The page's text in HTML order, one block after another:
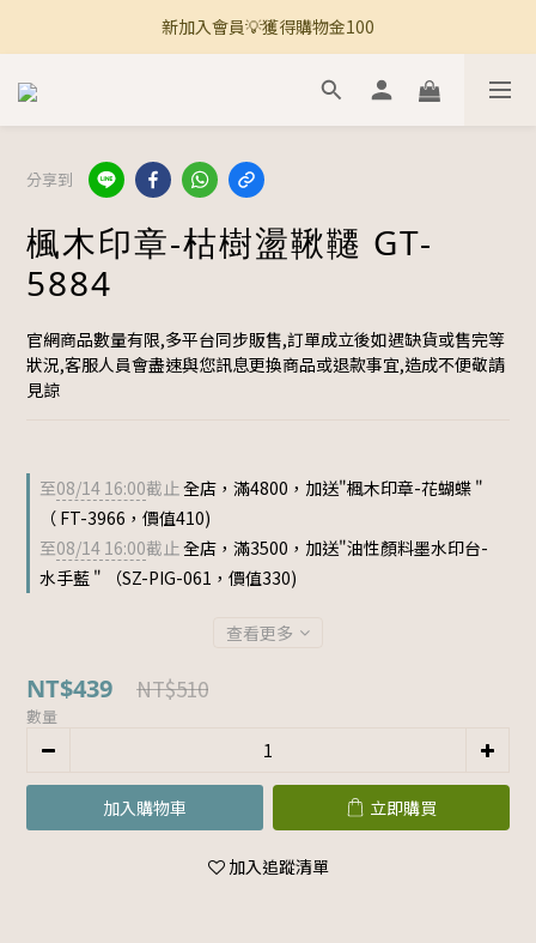
🚚 全館滿800免運 🚚
新加入會員💡獲得購物金100
🚚 全館滿800免運 🚚
分享到
楓木印章-枯樹盪鞦韆 GT-
5884
官網商品數量有限,多平台同步販售,訂單成立後如遇缺貨或售完等
狀況,客服人員會盡速與您訊息更換商品或退款事宜,造成不便敬請
見諒
至08/14 16:00截止全店，滿4800，加送"楓木印章-花蝴蝶 "
（ FT-3966，價值410)
至08/14 16:00截止全店，滿3500，加送"油性顏料墨水印台-
水手藍 " （SZ-PIG-061，價值330)
查看更多
NT$439 NT$510
數量
加入購物車 立即購買
加入追蹤清單